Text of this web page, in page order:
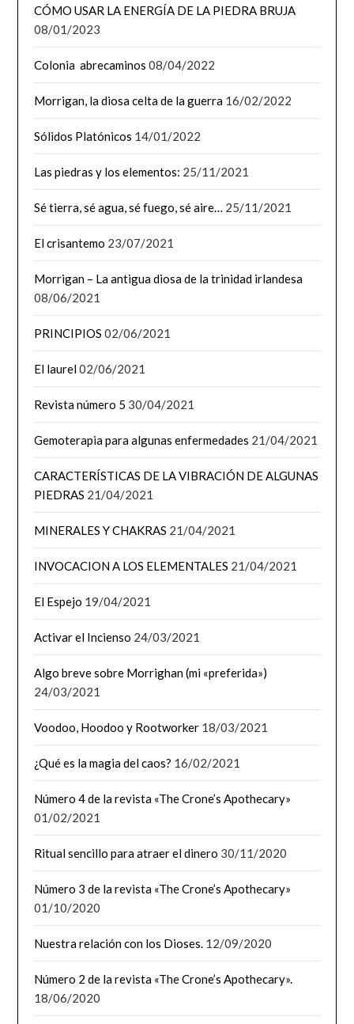
CÓMO USAR LA ENERGÍA DE LA PIEDRA BRUJA
08/01/2023
Colonia abrecaminos 08/04/2022
Morrigan, la diosa celta de la guerra 16/02/2022
Sólidos Platónicos 14/01/2022
Las piedras y los elementos: 25/11/2021
Sé tierra, sé agua, sé fuego, sé aire… 25/11/2021
El crisantemo 23/07/2021
Morrigan – La antigua diosa de la trinidad irlandesa
08/06/2021
PRINCIPIOS 02/06/2021
El laurel02/06/2021
Revista número 5 30/04/2021
Gemoterapia para algunas enfermedades 21/04/2021
CARACTERÍSTICAS DE LA VIBRACIÓN DE ALGUNAS
PIEDRAS 21/04/2021
MINERALES Y CHAKRAS 21/04/2021
INVOCACION A LOS ELEMENTALES 21/04/2021
El Espejo 19/04/2021
Activar el Incienso 24/03/2021
Algo breve sobre Morrighan (mi «preferida»)
24/03/2021
Voodoo, Hoodoo y Rootworker 18/03/2021
¿Qué es la magia del caos? 16/02/2021
Número 4 de la revista «The Crone’s Apothecary»
01/02/2021
Ritual sencillo para atraer el dinero 30/11/2020
Número 3 de la revista «The Crone’s Apothecary»
01/10/2020
Nuestra relación con los Dioses. 12/09/2020
Número 2 de la revista «The Crone’s Apothecary».
18/06/2020